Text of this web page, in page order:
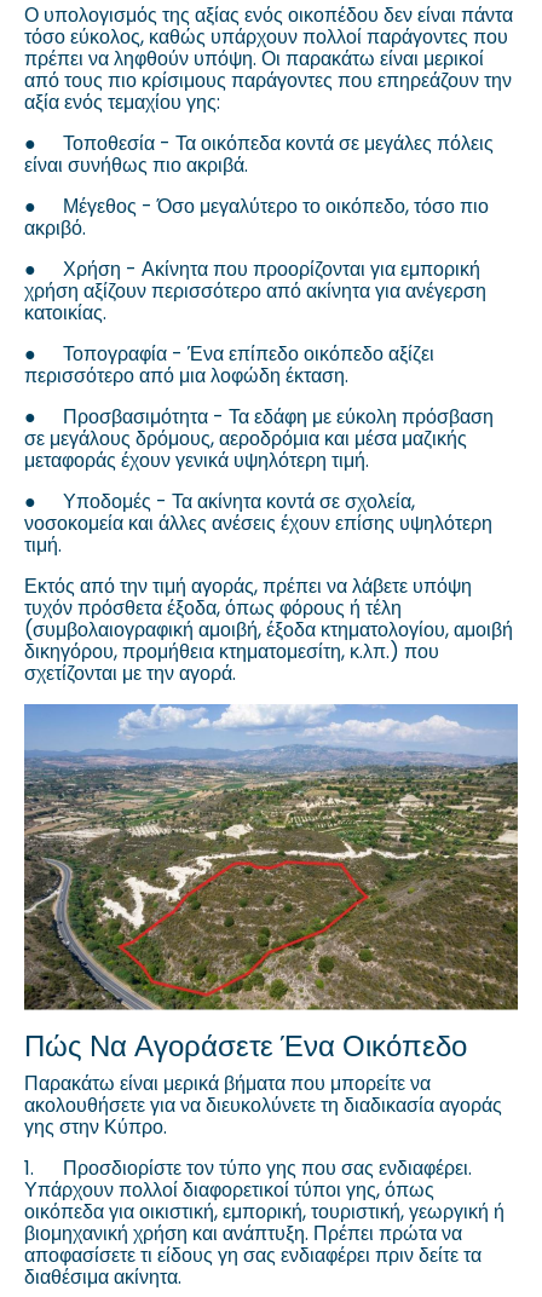
Ο υπολογισμός της αξίας ενός οικοπέδου δεν είναι πάντα
τόσο εύκολος, καθώς υπάρχουν πολλοί παράγοντες που
πρέπει να ληφθούν υπόψη. Οι παρακάτω είναι μερικοί
από τους πιο κρίσιμους παράγοντες που επηρεάζουν την
αξία ενός τεμαχίου γης:
●
Τοποθεσία - Τα οικόπεδα κοντά σε μεγάλες πόλεις
είναι συνήθως πιο ακριβά.
●
Μέγεθος - Όσο μεγαλύτερο το οικόπεδο, τόσο πιο
ακριβό.
●
Χρήση - Ακίνητα που προορίζονται για εμπορική
χρήση αξίζουν περισσότερο από ακίνητα για ανέγερση
κατοικίας.
●
Τοπογραφία - Ένα επίπεδο οικόπεδο αξίζει
περισσότερο από μια λοφώδη έκταση.
●
Προσβασιμότητα - Τα εδάφη με εύκολη πρόσβαση
σε μεγάλους δρόμους, αεροδρόμια και μέσα μαζικής
μεταφοράς έχουν γενικά υψηλότερη τιμή.
●
Υποδομές - Τα ακίνητα κοντά σε σχολεία,
νοσοκομεία και άλλες ανέσεις έχουν επίσης υψηλότερη
τιμή.
Εκτός από την τιμή αγοράς, πρέπει να λάβετε υπόψη
τυχόν πρόσθετα έξοδα, όπως φόρους ή τέλη
(συμβολαιογραφική αμοιβή, έξοδα κτηματολογίου, αμοιβή
δικηγόρου, προμήθεια κτηματομεσίτη, κ.λπ.) που
σχετίζονται με την αγορά.
Πώς Να Αγοράσετε Ένα Οικόπεδο
Παρακάτω είναι μερικά βήματα που μπορείτε να
ακολουθήσετε για να διευκολύνετε τη διαδικασία αγοράς
γης στην Κύπρο.
1.
Προσδιορίστε τον τύπο γης που σας ενδιαφέρει.
Υπάρχουν πολλοί διαφορετικοί τύποι γης, όπως
οικόπεδα για οικιστική, εμπορική, τουριστική, γεωργική ή
βιομηχανική χρήση και ανάπτυξη. Πρέπει πρώτα να
αποφασίσετε τι είδους γη σας ενδιαφέρει πριν δείτε τα
διαθέσιμα ακίνητα.